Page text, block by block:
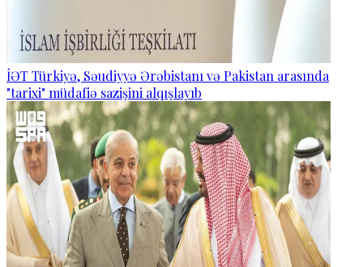
İƏT Türkiyə, Səudiyyə Ərəbistanı və Pakistan arasında
"tarixi" müdafiə sazişini alqışlayıb